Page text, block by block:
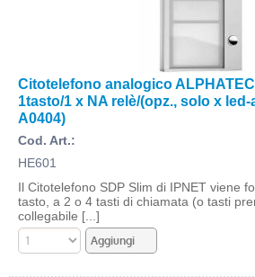
Citotelefono analogico
1tasto/1 x NA relè/(opz., solo x
A0404)
Cod. Art.:
HE601
Il Citotelefono SDP Slim di IPNET viene
tasto, a 2 o 4 tasti di chiamata (o tasti
collegabile [...]